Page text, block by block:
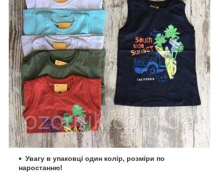
Увагу в упаковці один колір, розміри по
наростанню!